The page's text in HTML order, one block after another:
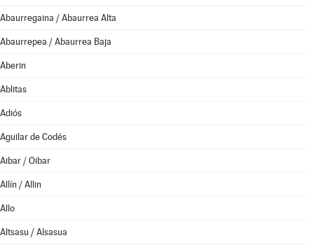
Abaurregaina / Abaurrea Alta
Abaurrepea / Abaurrea Baja
Aberin
Ablitas
Adiós
Aguilar de Codés
Aibar / Oibar
Allín / Allin
Allo
Altsasu / Alsasua